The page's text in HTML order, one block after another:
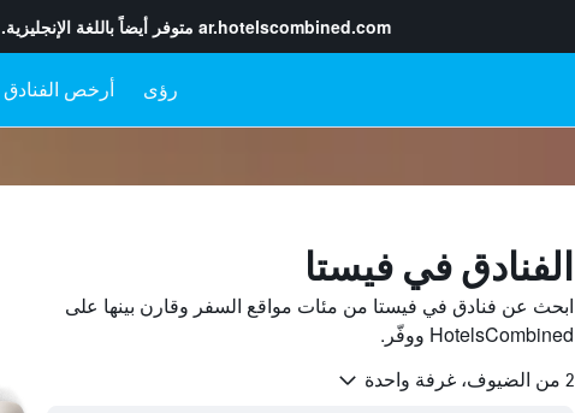
ar.hotelscombined.com متوفر أيضاً باللغة الإنجليزية.
رؤى أرخص الفنادق
الفنادق في فيستا
ابحث عن فنادق في فيستا من مئات مواقع السفر وقارن بينها على
HotelsCombined ووفّر.
2 من الضيوف، غرفة واحدة